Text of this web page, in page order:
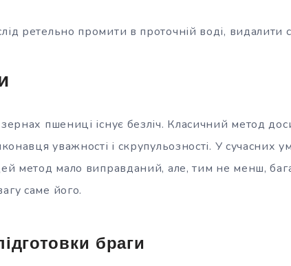
ретельно промити в проточній воді, видалити
пшениці існує безліч. Класичний метод
уважності і скрупульозності. У сучасних
метод мало виправданий, але, тим не менш,
саме його.
браги